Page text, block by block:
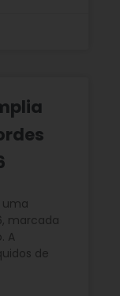
uma
marcada
A
de